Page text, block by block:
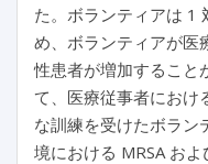
た。ボランティアは 1
め、ボランティアが医
性患者が増加すること
て、医療従事者におけ
な訓練を受けたボラン
境における MRSA お